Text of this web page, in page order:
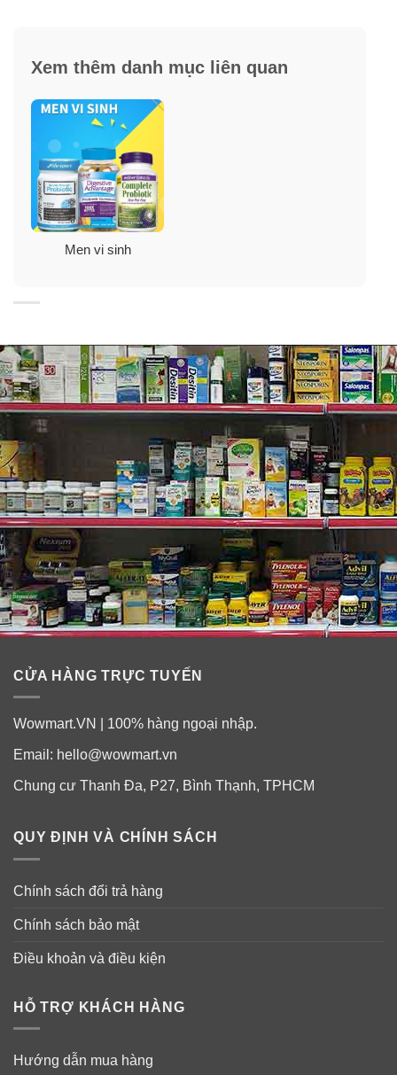
Hình ảnh chỉ mang tính chất minh họa. Mẫu mã/ Bao bì/
Màu sắc sản phẩm có thể được thay đổi theo thời gian.
nôn trớ, khó tiêu, vặn mình, bứt rứt, rụng tóc ở trẻ sơ
sinh…
✓Giúp tăng cường hệ miễn dịch, thúc đẩy sự hấp thụ
và chuyển hóa dinh dưỡng từ thức ăn cho cơ thể, giảm
thiểu bệnh vặt ở trẻ nhỏ trong những năm đầu đời của
bé.
✓Hỗ trợ sức khỏe tổng thể và sự tăng trưởng cùng sự
phát triển toàn diện của trẻ.
Hình ảnh chỉ mang tính chất minh họa. Mẫu mã/ Bao bì/
Màu sắc sản phẩm có thể được thay đổi theo thời gian.
Xem thêm danh mục liên quan
Men vi sinh
CỬA HÀNG TRỰC TUYẾN
Wowmart.VN | 100% hàng ngoại nhập.
Email: hello@wowmart.vn
Chung cư Thanh Đa, P27, Bình Thạnh, TPHCM
QUY ĐỊNH VÀ CHÍNH SÁCH
Chính sách đổi trả hàng
Chính sách bảo mật
Điều khoản và điều kiện
HỖ TRỢ KHÁCH HÀNG
Hướng dẫn mua hàng